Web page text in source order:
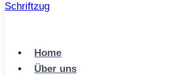
Home
Über uns